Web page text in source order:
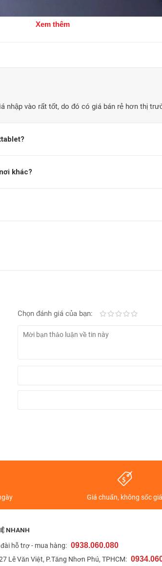
hình phần cứng mạnh mẽ để xử lí đồ hoạ có
dịch vụ Apple Arcade, nên khi sở hữu iPad Air
bạn kết nối các thiết bị ngoại vi để hỗ trợ
Xem thêm
nhập vào rất tốt, do đó có giá bán rẻ hơn thị
khác?
Chọn đánh giá của bạn: Rất tốt
Trung bình
Fair
Kém
Giá chuẩn, không sốc
NHANH
hỗ trợ - mua hàng: 0938.060.080
Lê Văn Việt, P.Tăng Nhơn Phú, TPHCM: